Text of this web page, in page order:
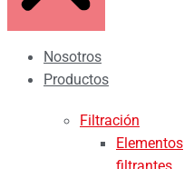
Nosotros
Productos
Filtración
Elementos